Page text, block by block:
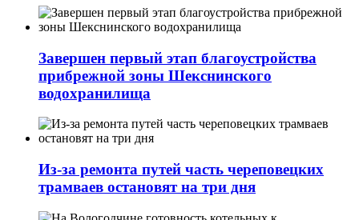
Завершен первый этап благоустройства
прибрежной зоны Шекснинского
водохранилища
Из-за ремонта путей часть череповецких
трамваев остановят на три дня